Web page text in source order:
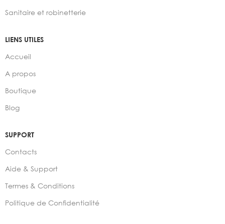
Sanitaire et robinetterie
LIENS UTILES
Accueil
A propos
Boutique
Blog
SUPPORT
Contacts
Aide & Support
Termes & Conditions
Politique de Confidentialité